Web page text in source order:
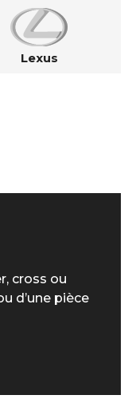
Lexus
cross ou
d’une pièce